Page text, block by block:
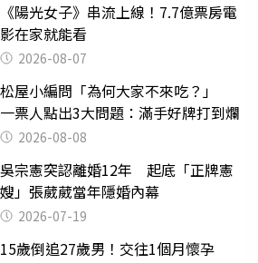
《陽光女子》串流上線！7.7億票房電
影在家就能看
2026-08-07
松屋小編問「為何大家不來吃？」
一票人點出3大問題：滿手好牌打到爛
2026-08-08
吳宗憲突認離婚12年 起底「正牌憲
嫂」張葳葳當年隱婚內幕
2026-07-19
15歲倒追27歲男！交往1個月懷孕